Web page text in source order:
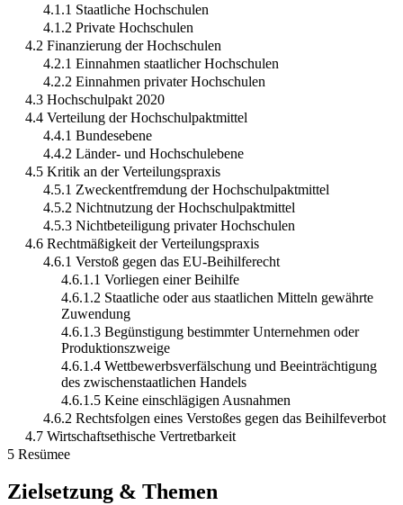
4.1.1 Staatliche Hochschulen
4.1.2 Private Hochschulen
4.2 Finanzierung der Hochschulen
4.2.1 Einnahmen staatlicher Hochschulen
4.2.2 Einnahmen privater Hochschulen
4.3 Hochschulpakt 2020
4.4 Verteilung der Hochschulpaktmittel
4.4.1 Bundesebene
4.4.2 Länder- und Hochschulebene
4.5 Kritik an der Verteilungspraxis
4.5.1 Zweckentfremdung der Hochschulpaktmittel
4.5.2 Nichtnutzung der Hochschulpaktmittel
4.5.3 Nichtbeteiligung privater Hochschulen
4.6 Rechtmäßigkeit der Verteilungspraxis
4.6.1 Verstoß gegen das EU-Beihilferecht
4.6.1.1 Vorliegen einer Beihilfe
4.6.1.2 Staatliche oder aus staatlichen Mitteln gewährte
Zuwendung
4.6.1.3 Begünstigung bestimmter Unternehmen oder
Produktionszweige
4.6.1.4 Wettbewerbsverfälschung und Beeinträchtigung
des zwischenstaatlichen Handels
4.6.1.5 Keine einschlägigen Ausnahmen
4.6.2 Rechtsfolgen eines Verstoßes gegen das Beihilfeverbot
4.7 Wirtschaftsethische Vertretbarkeit
5 Resümee
Zielsetzung & Themen